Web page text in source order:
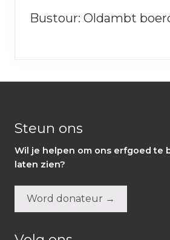
Bustour: Oldambt
Steun ons
Wil je helpen om ons erfgoed te
laten zien?
Word donateur →